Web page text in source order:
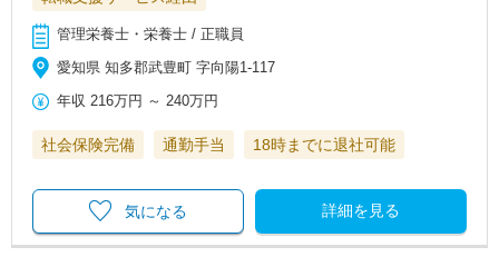
管理栄養士・栄養士 / 正職員
愛知県 知多郡武豊町 字向陽1-117
年収 216万円 ～240万円
社会保険完備 通勤手当 18時までに退社可能
詳細を見る
気になる